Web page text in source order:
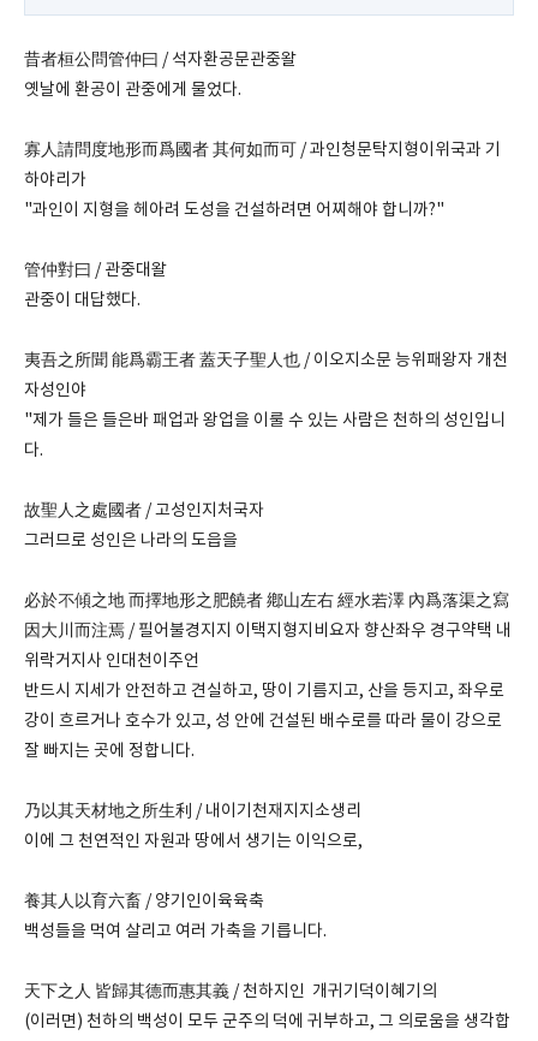
昔者桓公問管仲曰 / 석자환공문관중왈
옛날에 환공이 관중에게 물었다.
寡人請問度地形而爲國者 其何如而可 / 과인청문탁지형이위국과 기
하야리가
"과인이 지형을 헤아려 도성을 건설하려면 어찌해야 합니까?"
管仲對曰 / 관중대왈
관중이 대답했다.
夷吾之所聞 能爲霸王者 蓋天子聖人也 / 이오지소문 능위패왕자 개천
자성인야
"제가 들은 들은바 패업과 왕업을 이룰 수 있는 사람은 천하의 성인입니
다.
故聖人之處國者 / 고성인지처국자
그러므로 성인은 나라의 도읍을
必於不傾之地 而擇地形之肥饒者 鄕山左右 經水若澤 內爲落渠之寫
因大川而注焉 / 필어불경지지 이택지형지비요자 향산좌우 경구약택 내
위락거지사 인대천이주언
반드시 지세가 안전하고 견실하고, 땅이 기름지고, 산을 등지고, 좌우로
강이 흐르거나 호수가 있고, 성 안에 건설된 배수로를 따라 물이 강으로
잘 빠지는 곳에 정합니다.
乃以其天材地之所生利 / 내이기천재지지소생리
이에 그 천연적인 자원과 땅에서 생기는 이익으로,
養其人以育六畜 / 양기인이육육축
백성들을 먹여 살리고 여러 가축을 기릅니다.
天下之人 皆歸其德而惠其義 / 천하지인 개귀기덕이혜기의
(이러면) 천하의 백성이 모두 군주의 덕에 귀부하고, 그 의로움을 생각합